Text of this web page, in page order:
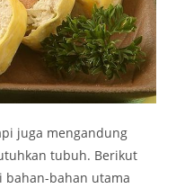
juga mengandung
tubuh. Berikut
bahan-bahan utama